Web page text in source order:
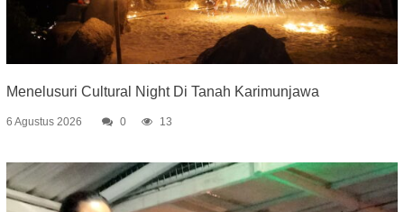
Menelusuri Cultural Night Di Tanah Karimunjawa
6 Agustus 2026 0 13